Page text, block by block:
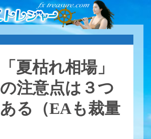
「夏枯れ相場」
の注意点は３つ
ある（EAも裁量